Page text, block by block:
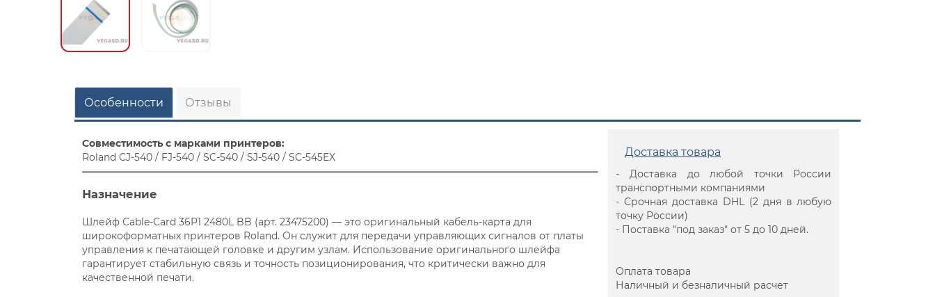
Особенности
Совместимость с марками принтеров:
Roland CJ-540 / FJ-540 / SC-540 / SJ-540 / SC-545EX
Назначение
Шлейф Cable-Card 36P1 2480L BB (арт. 23475200) — это оригинальный кабель-карта для
широкоформатных принтеров Roland. Он служит для передачи управляющих сигналов от платы
управления к печатающей головке и другим узлам. Использование оригинального шлейфа
гарантирует стабильную связь и точность позиционирования, что критически важно для
качественной печати.
Доставка товара
- Доставка до любой точки России
транспортными компаниями
- Срочная доставка DHL (2 дня в любую
точку России)
- Поставка "под заказ" от 5 до 10 дней.
Оплата товара
Наличный и безналичный расчет
Отзывы